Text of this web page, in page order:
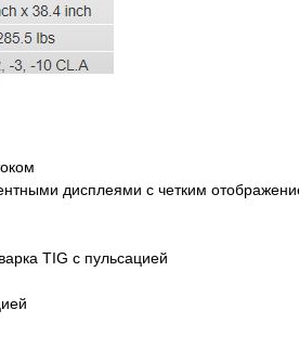
дисплеями с четким
TIG с пульсацией